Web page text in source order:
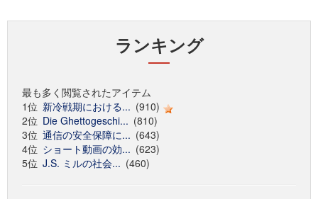
ランキング
最も多く閲覧されたアイテム
1位 新冷戦期における... (910)
2位 Die Ghettogeschi... (810)
3位 通信の安全保障に... (643)
4位 ショート動画の効... (623)
5位 J.S. ミルの社会... (460)